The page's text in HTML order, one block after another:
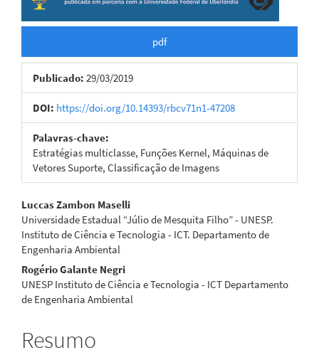
pdf
Publicado: 29/03/2019
DOI: https://doi.org/10.14393/rbcv71n1-47208
Palavras-chave:
Estratégias multiclasse, Funções Kernel, Máquinas de
Vetores Suporte, Classificação de Imagens
Conteúdo
do
artigo
principal
Luccas Zambon Maselli
Universidade Estadual “Júlio de Mesquita Filho” - UNESP.
Instituto de Ciência e Tecnologia - ICT. Departamento de
Engenharia Ambiental
Rogério Galante Negri
UNESP Instituto de Ciência e Tecnologia - ICT Departamento
de Engenharia Ambiental
Resumo